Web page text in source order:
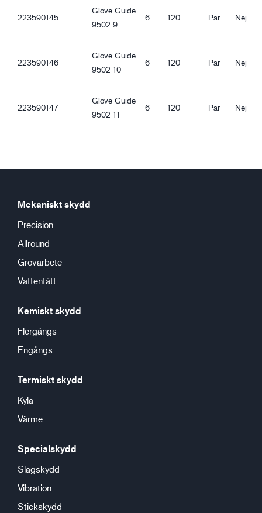
Ventilerande
Oljetät handflata
Pekskärmsfunktion
Bra torrgrepp
Bra våtgrepp
Bra smutsgrepp
223590145
Glove Guide
9502 9
6 120 Par Nej
223590146
Glove Guide
9502 10
6 120 Par Nej
223590147
Glove Guide
9502 11
6 120 Par Nej
Mekaniskt skydd
Precision
Allround
Grovarbete
Vattentätt
Kemiskt skydd
Flergångs
Engångs
Termiskt skydd
Kyla
Värme
Specialskydd
Slagskydd
Vibration
Stickskydd